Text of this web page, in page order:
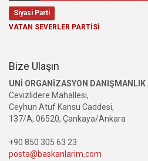
Siyasi Parti
VATAN SEVERLER PARTİSİ
Bize Ulaşın
UNİ ORGANİZASYON
Cevizlidere Mahallesi,
Ceyhun Atuf Kansu Caddesi,
137/A, 06520, Çankaya/Ankara
+90 850 305 63 23
posta@baskanlarim.com